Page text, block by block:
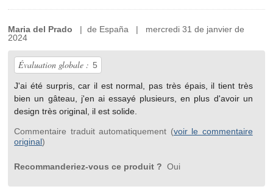
Maria del Prado | de España | mercredi 31 de janvier de
2024
Évaluation globale : 5
J'ai été surpris, car il est normal, pas très épais, il tient très
bien un gâteau, j'en ai essayé plusieurs, en plus d'avoir un
design très original, il est solide.
Commentaire traduit automatiquement (voir le commentaire
original)
Recommanderiez-vous ce produit ? Oui